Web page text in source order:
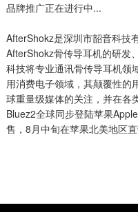
品牌推广正在进行中...
AfterShokz是深圳市韶音科技
AfterShokz骨传导耳机的研发
科技将专业通讯骨传导耳机领
用消费电子领域，其颠覆性的
球重量级媒体的关注，并在各
Bluez2全球同步登陆苹果
售，8月中旬在苹果北美地区直